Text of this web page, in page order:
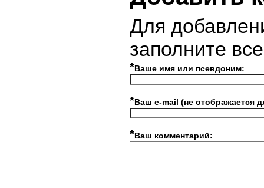
Для
заполните
*Ваше имя или псевдоним:
*Ваш e-mail (не отображается
*Ваш комментарий: